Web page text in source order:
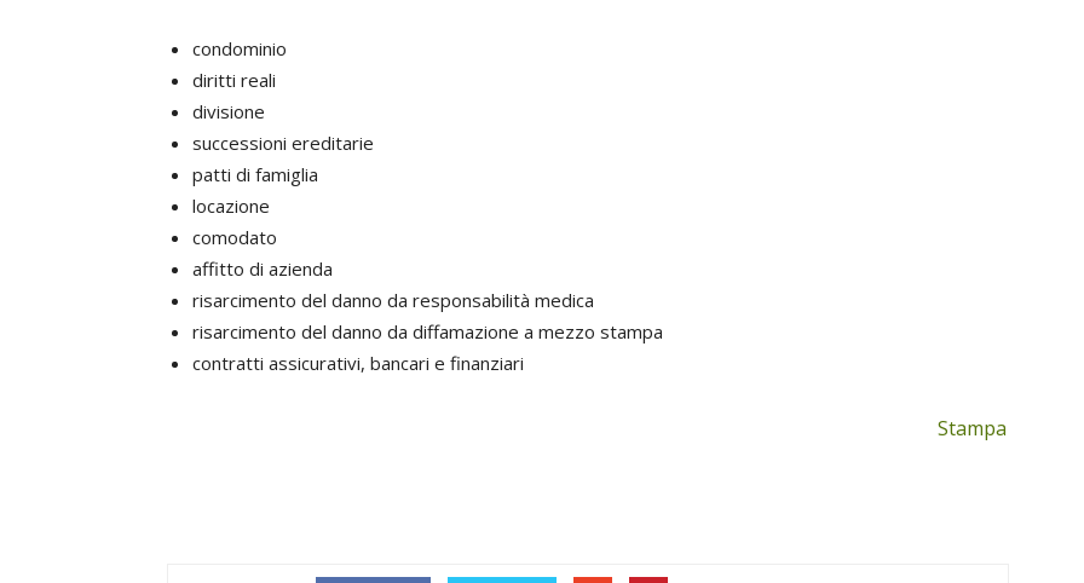
condominio
diritti reali
divisione
successioni ereditarie
patti di famiglia
locazione
comodato
affitto di azienda
risarcimento del danno da responsabilità medica
risarcimento del danno da diffamazione a mezzo stampa
contratti assicurativi, bancari e finanziari
Stampa